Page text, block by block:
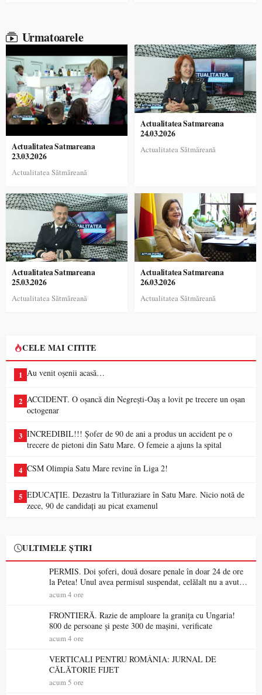
Urmatoarele
Actualitatea Satmareana
23.03.2026
Actualitatea Sătmăreană
Actualitatea Satmareana
24.03.2026
Actualitatea Sătmăreană
Actualitatea Satmareana
25.03.2026
Actualitatea Sătmăreană
Actualitatea Satmareana
26.03.2026
Actualitatea Sătmăreană
CELE MAI CITITE
1 Au venit oșenii acasă…
2 ACCIDENT. O oșancă din Negrești-Oaș a lovit pe trecere un oșan
octogenar
3 INCREDIBIL!!! Șofer de 90 de ani a produs un accident pe o
trecere de pietoni din Satu Mare. O femeie a ajuns la spital
4 CSM Olimpia Satu Mare revine în Liga 2!
5 EDUCAȚIE. Dezastru la Titluraziare în Satu Mare. Nicio notă de
zece, 90 de candidați au picat examenul
ULTIMELE ȘTIRI
PERMIS. Doi șoferi, două dosare penale în doar 24 de ore
la Petea! Unul avea permisul suspendat, celălalt nu a avut
niciodată permis
acum 4 ore
FRONTIERĂ. Razie de amploare la granița cu Ungaria!
800 de persoane și peste 300 de mașini, verificate
acum 4 ore
VERTICALI PENTRU ROMÂNIA: JURNAL DE
CĂLĂTORIE FIJET
acum 5 ore